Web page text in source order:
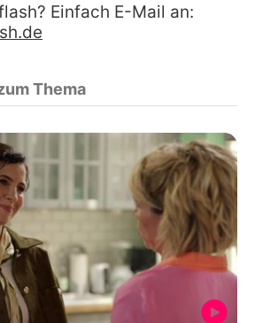
Einfach E-Mail an:
Thema